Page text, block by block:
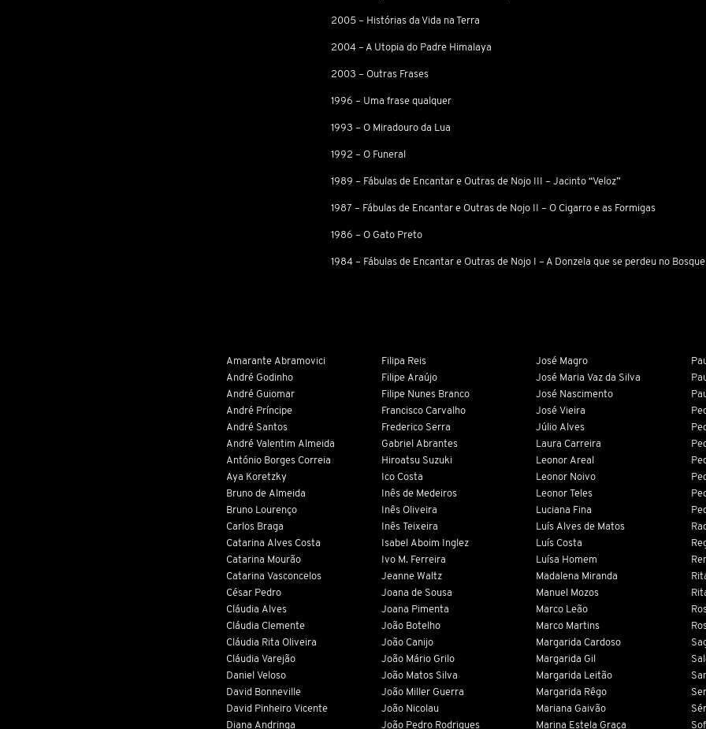
2005 – Histórias da Vida na Terra
2004 – A Utopia do Padre Himalaya
2003 – Outras Frases
1996 – Uma frase qualquer
1993 – O Miradouro da Lua
1992 – O Funeral
1989 – Fábulas de Encantar e Outras de Nojo III – Jacinto “Veloz”
1987 – Fábulas de Encantar e Outras de Nojo II – O Cigarro e as Formigas
1986 – O Gato Preto
1984 – Fábulas de Encantar e Outras de Nojo I – A Donzela que se perdeu no Bosque
Amarante Abramovici
André Godinho
André Guiomar
André Príncipe
André Santos
André Valentim Almeida
António Borges Correia
Aya Koretzky
Bruno de Almeida
Bruno Lourenço
Carlos Braga
Catarina Alves Costa
Catarina Mourão
Catarina Vasconcelos
César Pedro
Cláudia Alves
Cláudia Clemente
Cláudia Rita Oliveira
Cláudia Varejão
Daniel Veloso
David Bonneville
David Pinheiro Vicente
Diana Andringa
Filipa Reis
Filipe Araújo
Filipe Nunes Branco
Francisco Carvalho
Frederico Serra
Gabriel Abrantes
Hiroatsu Suzuki
Ico Costa
Inês de Medeiros
Inês Oliveira
Inês Teixeira
Isabel Aboim Inglez
Ivo M. Ferreira
Jeanne Waltz
Joana de Sousa
Joana Pimenta
João Botelho
João Canijo
João Mário Grilo
João Matos Silva
João Miller Guerra
João Nicolau
João Pedro Rodrigues
José Magro
José Maria Vaz da Silva
José Nascimento
José Vieira
Júlio Alves
Laura Carreira
Leonor Areal
Leonor Noivo
Leonor Teles
Luciana Fina
Luís Alves de Matos
Luís Costa
Luísa Homem
Madalena Miranda
Manuel Mozos
Marco Leão
Marco Martins
Margarida Cardoso
Margarida Gil
Margarida Leitão
Margarida Rêgo
Mariana Gaivão
Marina Estela Graça